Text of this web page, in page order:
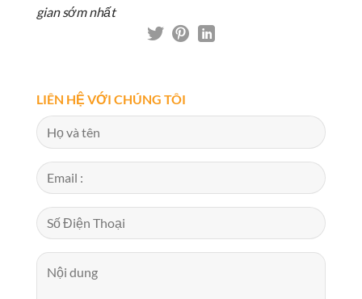
gian sớm nhất
LIÊN HỆ VỚI CHÚNG TÔI